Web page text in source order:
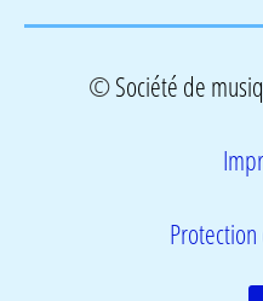
©Société de